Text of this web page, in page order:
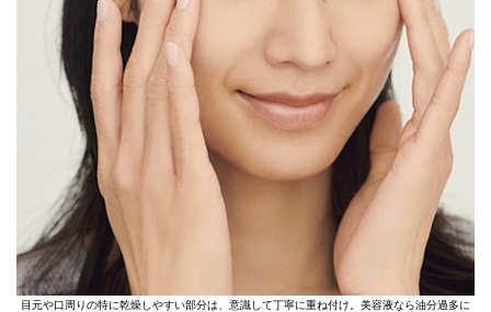
目元や口周りの特に乾燥しやすい部分は、意識して丁寧に重ね付け。美容液なら油分過多に